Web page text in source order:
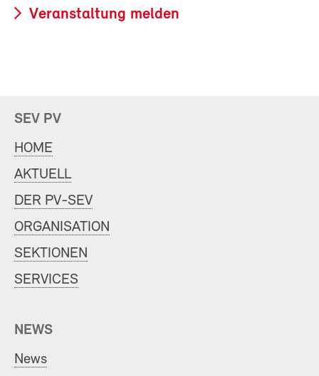
Veranstaltung melden
SEV PV
HOME
AKTUELL
DER PV-SEV
ORGANISATION
SEKTIONEN
SERVICES
NEWS
News